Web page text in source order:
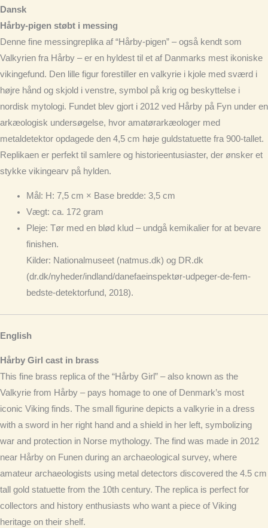
Dansk
Hårby-pigen støbt i messing
Denne fine messingreplika af “Hårby-pigen” – også kendt som
Valkyrien fra Hårby – er en hyldest til et af Danmarks mest ikoniske
vikingefund. Den lille figur forestiller en valkyrie i kjole med sværd i
højre hånd og skjold i venstre, symbol på krig og beskyttelse i
nordisk mytologi. Fundet blev gjort i 2012 ved Hårby på Fyn under en
arkæologisk undersøgelse, hvor amatørarkæologer med
metaldetektor opdagede den 4,5 cm høje guldstatuette fra 900-tallet.
Replikaen er perfekt til samlere og historieentusiaster, der ønsker et
stykke vikingearv på hylden.
Mål : H: 7,5 cm × Base bredde: 3,5 cm
Vægt: ca. 172 gram
Pleje: Tør med en blød klud – undgå kemikalier for at bevare
finishen.
Kilder: Nationalmuseet (natmus.dk) og DR.dk
(dr.dk/nyheder/indland/danefaeinspektør-udpeger-de-fem-
bedste-detektorfund, 2018).
English
Hårby Girl cast in brass
This fine brass replica of the “Hårby Girl” – also known as the
Valkyrie from Hårby – pays homage to one of Denmark’s most
iconic Viking finds. The small figurine depicts a valkyrie in a dress
with a sword in her right hand and a shield in her left, symbolizing
war and protection in Norse mythology. The find was made in 2012
near Hårby on Funen during an archaeological survey, where
amateur archaeologists using metal detectors discovered the 4.5 cm
tall gold statuette from the 10th century. The replica is perfect for
collectors and history enthusiasts who want a piece of Viking
heritage on their shelf.